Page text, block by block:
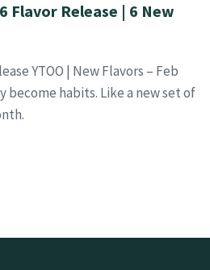
Flavor Release | 6 New
YTOO | New Flavors – Feb
become habits. Like a new set of